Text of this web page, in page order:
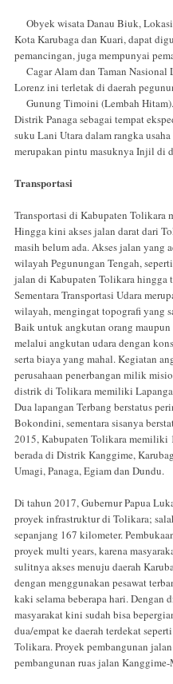
Obyek wisata Danau Biuk,
Kota Karubaga dan Kuari, dapat
pemancingan, juga mempunyai
Cagar Alam dan Taman Nasional
Lorenz ini terletak di daerah
Gunung Timoini (Lembah
Distrik Panaga sebagai tempat
suku Lani Utara dalam rangka
merupakan pintu masuknya Injil di
Transportasi
Transportasi di Kabupaten Tolikara
Hingga kini akses jalan darat dari
masih belum ada. Akses jalan yang
wilayah Pegunungan Tengah,
jalan di Kabupaten Tolikara hingga
Sementara Transportasi Udara
wilayah, mengingat topografi yang
Baik untuk angkutan orang
melalui angkutan udara dengan
serta biaya yang mahal. Kegiatan
perusahaan penerbangan milik
distrik di Tolikara memiliki
Dua lapangan Terbang berstatus
Bokondini, sementara sisanya
2015, Kabupaten Tolikara memiliki
berada di Distrik Kanggime,
Umagi, Panaga, Egiam dan Dundu.
Di tahun 2017, Gubernur Papua
proyek infrastruktur di Tolikara;
sepanjang 167 kilometer.
proyek multi years, karena
sulitnya akses menuju daerah
dengan menggunakan pesawat
kaki selama beberapa hari. Dengan
masyarakat kini sudah bisa
dua/empat ke daerah terdekat
Tolikara. Proyek pembangunan
pembangunan ruas jalan